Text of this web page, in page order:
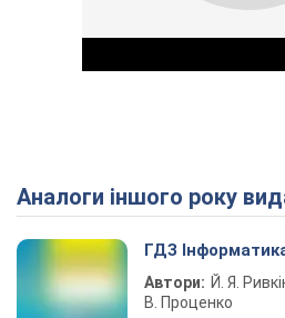
Аналоги іншого року
ГДЗ
Автори: Й. Я.
В. Проценко